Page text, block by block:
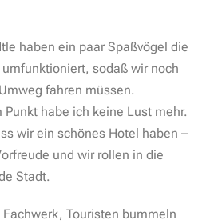
haben ein paar Spaßvögel die
sodaß wir noch
fahren müssen.
Punkt habe ich keine Lust mehr.
wir ein schönes Hotel haben –
und wir rollen in die
Stadt.
Touristen bummeln